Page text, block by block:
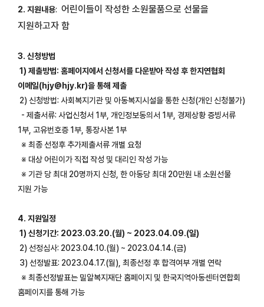
2. 지원내용: 어린이들이 작성한 소원물품으로 선물을
지원하고자 함
3. 신청방법
1) 제출방법: 홈페이지에서 신청서를 다운받아 작성 후 한지연협회
이메일(hjy@hjy.kr)을 통해 제출
2) 신청방법: 사회복지기관 및 아동복지시설을 통한 신청(개인 신청불가)
- 제출서류: 사업신청서 1부, 개인정보동의서 1부, 경제상황 증빙서류
1부, 고유번호증 1부, 통장사본 1부
※ 최종 선정후 추가제출서류 개별 요청
※ 대상 어린이가 직접 작성 및 대리인 작성 가능
※ 기관 당 최대 20명까지 신청, 한 아동당 최대 20만원 내 소원선물
지원 가능
4. 지원일정
1) 신청기간: 2023.03.20.(월) ~ 2023.04.09.(일)
2) 선정심사: 2023.04.10.(월) ~ 2023.04.14.(금)
3) 선정발표: 2023.04.17.(월), 최종선정 후 합격여부 개별 연락
※ 최종선정발표는 밀알복지재단 홈페이지 및 한국지역아동센터연합회
홈페이지를 통해 가능